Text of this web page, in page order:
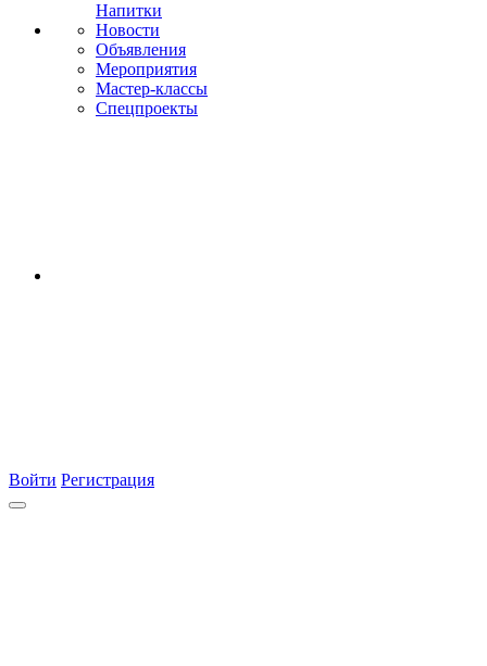
Напитки
Новости
Объявления
Мероприятия
Мастер-классы
Спецпроекты
Войти Регистрация